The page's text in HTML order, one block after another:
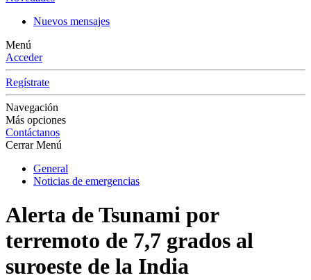
Nuevos mensajes
Menú
Acceder
Regístrate
Navegación
Más opciones
Contáctanos
Cerrar Menú
General
Noticias de emergencias
Alerta de Tsunami por
terremoto de 7,7 grados al
suroeste de la India